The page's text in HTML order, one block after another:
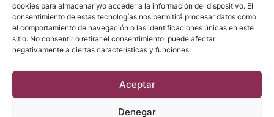
cookies para almacenar y/o acceder a la información del dispositivo. El
consentimiento de estas tecnologías nos permitirá procesar datos como
el comportamiento de navegación o las identificaciones únicas en este
sitio. No consentir o retirar el consentimiento, puede afectar
negativamente a ciertas características y funciones.
Aceptar
Denegar
Lunes · Martes · Miércoles · Jueves · Domingo
De 12:30h a 1h
Viernes · Sábado
De 12:30h a 2h
Cookies